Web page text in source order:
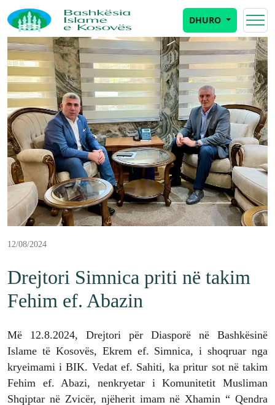
DHURO
12/08/2024
Drejtori Simnica priti në takim
Fehim ef. Abazin
Më 12.8.2024, Drejtori për Diasporë në Bashkësinë
Islame të Kosovës, Ekrem ef. Simnica, i shoqruar nga
kryeimami i BIK. Vedat ef. Sahiti, ka pritur sot në takim
Fehim ef. Abazi, nenkryetar i Komunitetit Musliman
Shqiptar në Zvicër, njëherit imam në Xhamin “ Qendra